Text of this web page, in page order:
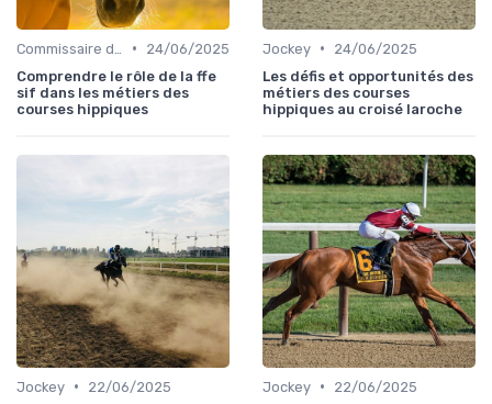
•
24/06/2025
Comprendre le rôle de la ffe
sif dans les métiers des
courses hippiques
Jockey •
24/06/2025
Les défis et opportunités des
métiers des courses
hippiques au croisé laroche
Jockey •
22/06/2025
Jockey •
22/06/2025